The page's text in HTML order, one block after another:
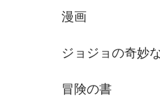
漫画
ジョジョの奇妙
冒険の書